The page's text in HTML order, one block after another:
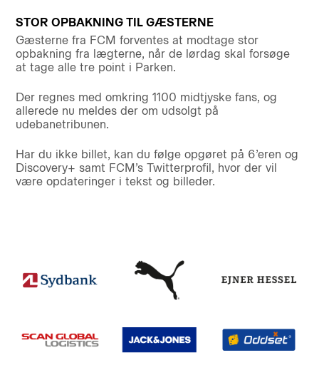
STOR OPBAKNING TIL GÆSTERNE
Gæsterne fra FCM forventes at modtage stor
opbakning fra lægterne, når de lørdag skal forsøge
at tage alle tre point i Parken.
Der regnes med omkring 1100 midtjyske fans, og
allerede nu meldes der om udsolgt på
udebanetribunen.
Har du ikke billet, kan du følge opgøret på 6’eren og
Discovery+ samt FCM’s Twitterprofil, hvor der vil
være opdateringer i tekst og billeder.